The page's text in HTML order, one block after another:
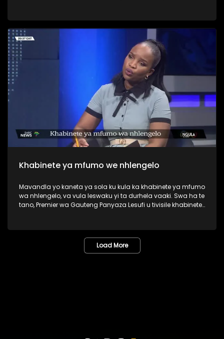
Khabinete ya mfumo we nhlengelo
Mavandla yo kaneta ya sola ku kula ka khabinete ya mfumo
wa nhlengelo, va vula leswaku yi ta durhela vaaki. Swa ha te
tano, Premier wa Gauteng Panyaza Lesufi u tivisile khabinete
Load More